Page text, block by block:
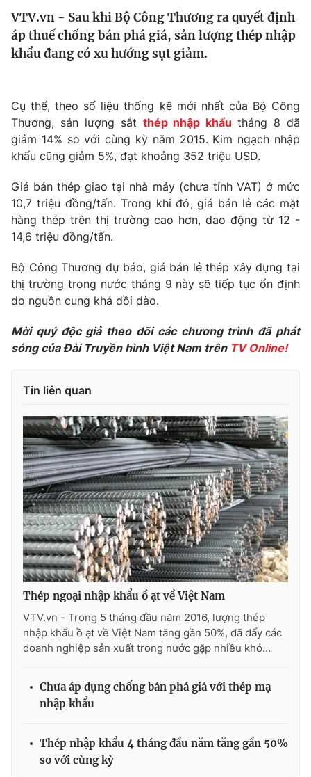
Thế giới
Tin tức
Câu chuyện quốc tế
Kinh tế
Thị trường
Góc doanh nghiệp
Dữ liệu và đời sống
Truyền hình
Hậu trường
Nhân vật
Giải sao mai
Giải trí
Điện ảnh
Âm nhạc
Sao
Đời sống
Làm đẹp
Chất lượng cuộc sống
Giáo dục
Tuyển sinh
Công nghệ
Hitech Công nghệ tương lai
Thị trường
Tư vấn
Giao lưu trực tuyến
Lịch phát sóng
Chuyên mục khác
Emagazine Podcast
Photo Infographic
Video Shorts video
VTV Money VTV Thể thao
VTV Sức khoẻ Bất động sản
VTV4
VTV9 VTV8
VTV.vn - Sau khi Bộ Công Thương ra quyết định
áp thuế chống bán phá giá, sản lượng thép nhập
khẩu đang có xu hướng sụt giảm.
Cụ thể, theo số liệu thống kê mới nhất của Bộ Công
Thương, sản lượng sắt thép nhập khẩu tháng 8 đã
giảm 14% so với cùng kỳ năm 2015. Kim ngạch nhập
khẩu cũng giảm 5%, đạt khoảng 352 triệu USD.
Giá bán thép giao tại nhà máy (chưa tính VAT) ở mức
10,7 triệu đồng/tấn. Trong khi đó, giá bán lẻ các mặt
hàng thép trên thị trường cao hơn, dao động từ 12 -
14,6 triệu đồng/tấn.
Bộ Công Thương dự báo, giá bán lẻ thép xây dựng tại
thị trường trong nước tháng 9 này sẽ tiếp tục ổn định
do nguồn cung khá dồi dào.
Mời quý độc giả theo dõi các chương trình đã phát
sóng của Đài Truyền hình Việt Nam trên TV Online!
Tin liên quan
Thép ngoại nhập khẩu ồ ạt về Việt Nam
VTV.vn - Trong 5 tháng đầu năm 2016, lượng thép
nhập khẩu ồ ạt về Việt Nam tăng gần 50%, đã đẩy các
doanh nghiệp sản xuất trong nước gặp nhiều khó...
Chưa áp dụng chống bán phá giá với thép mạ
nhập khẩu
Thép nhập khẩu 4 tháng đầu năm tăng gần 50%
so với cùng kỳ